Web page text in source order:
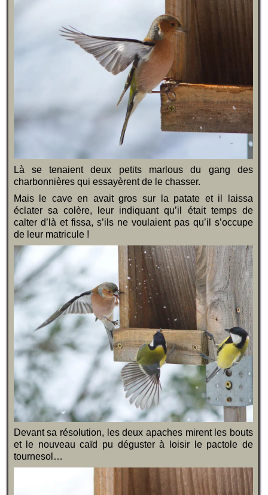
Là se tenaient deux petits marlous du gang des
charbonnières qui essayèrent de le chasser.
Mais le cave en avait gros sur la patate et il laissa
éclater sa colère, leur indiquant qu’il était temps de
calter d’là et fissa, s’ils ne voulaient pas qu’il s’occupe
de leur matricule !
Devant sa résolution, les deux apaches mirent les bouts
et le nouveau caïd pu déguster à loisir le pactole de
tournesol…